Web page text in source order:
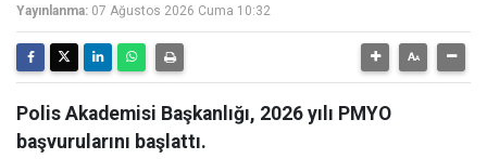
Yayınlanma: 07 Ağustos 2026 Cuma 10:32
Polis Akademisi Başkanlığı, 2026 yılı PMYO
başvurularını başlattı.